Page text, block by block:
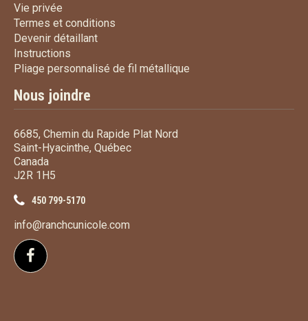
Vie privée
Termes et conditions
Devenir détaillantDevenir détaillant
Instructions
Pliage personnalisé de fil métallique
Nous joindre
6685, Chemin du Rapide Plat Nord
Saint-Hyacinthe, Québec
Canada
J2R 1H5
450 799-5170
info@ranchcunicole.com
Suivez-nous sur Facebook